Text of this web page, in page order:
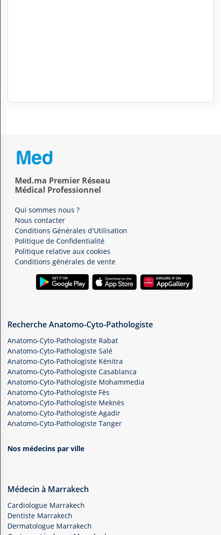
Med.ma Premier Réseau
Médical Professionnel
Qui sommes nous ?
Nous contacter
Conditions Générales d'Utilisation
Politique de Confidentialité
Politique relative aux cookies
Conditions générales de vente
Recherche Anatomo-Cyto-Pathologiste
Anatomo-Cyto-Pathologiste Rabat
Anatomo-Cyto-Pathologiste Salé
Anatomo-Cyto-Pathologiste Kénitra
Anatomo-Cyto-Pathologiste Casablanca
Anatomo-Cyto-Pathologiste Mohammedia
Anatomo-Cyto-Pathologiste Fès
Anatomo-Cyto-Pathologiste Meknès
Anatomo-Cyto-Pathologiste Agadir
Anatomo-Cyto-Pathologiste Tanger
Nos médecins par ville
Médecin à Marrakech
Cardiologue Marrakech
Dentiste Marrakech
Dermatologue Marrakech